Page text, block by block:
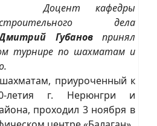
Доцент кафедры
дела
Губановпринял
турнире по шахматам и
приуроченный к
летия г. Нерюнгри и
проходил 3 ноября в